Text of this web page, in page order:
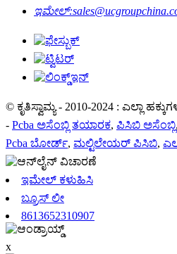
ಇಮೇಲ್:
© ಕೃತಿಸ್ವಾಮ್ಯ - 2010-2024 : ಎಲ್ಲಾ
- Pcba ಅಸೆಂಬ್ಲಿ ತಯಾರಕ, ಪಿಸಿಬಿ ಅಸೆಂಬ್ಲಿ,
Pcba ಬೋರ್ಡ್, ಮಲ್ಟಿಲೇಯರ್ ಪಿಸಿಬಿ,
ಇಮೇಲ್ ಕಳುಹಿಸಿ
ಬ್ರೂಸ್ ಲೀ
8613652310907
x